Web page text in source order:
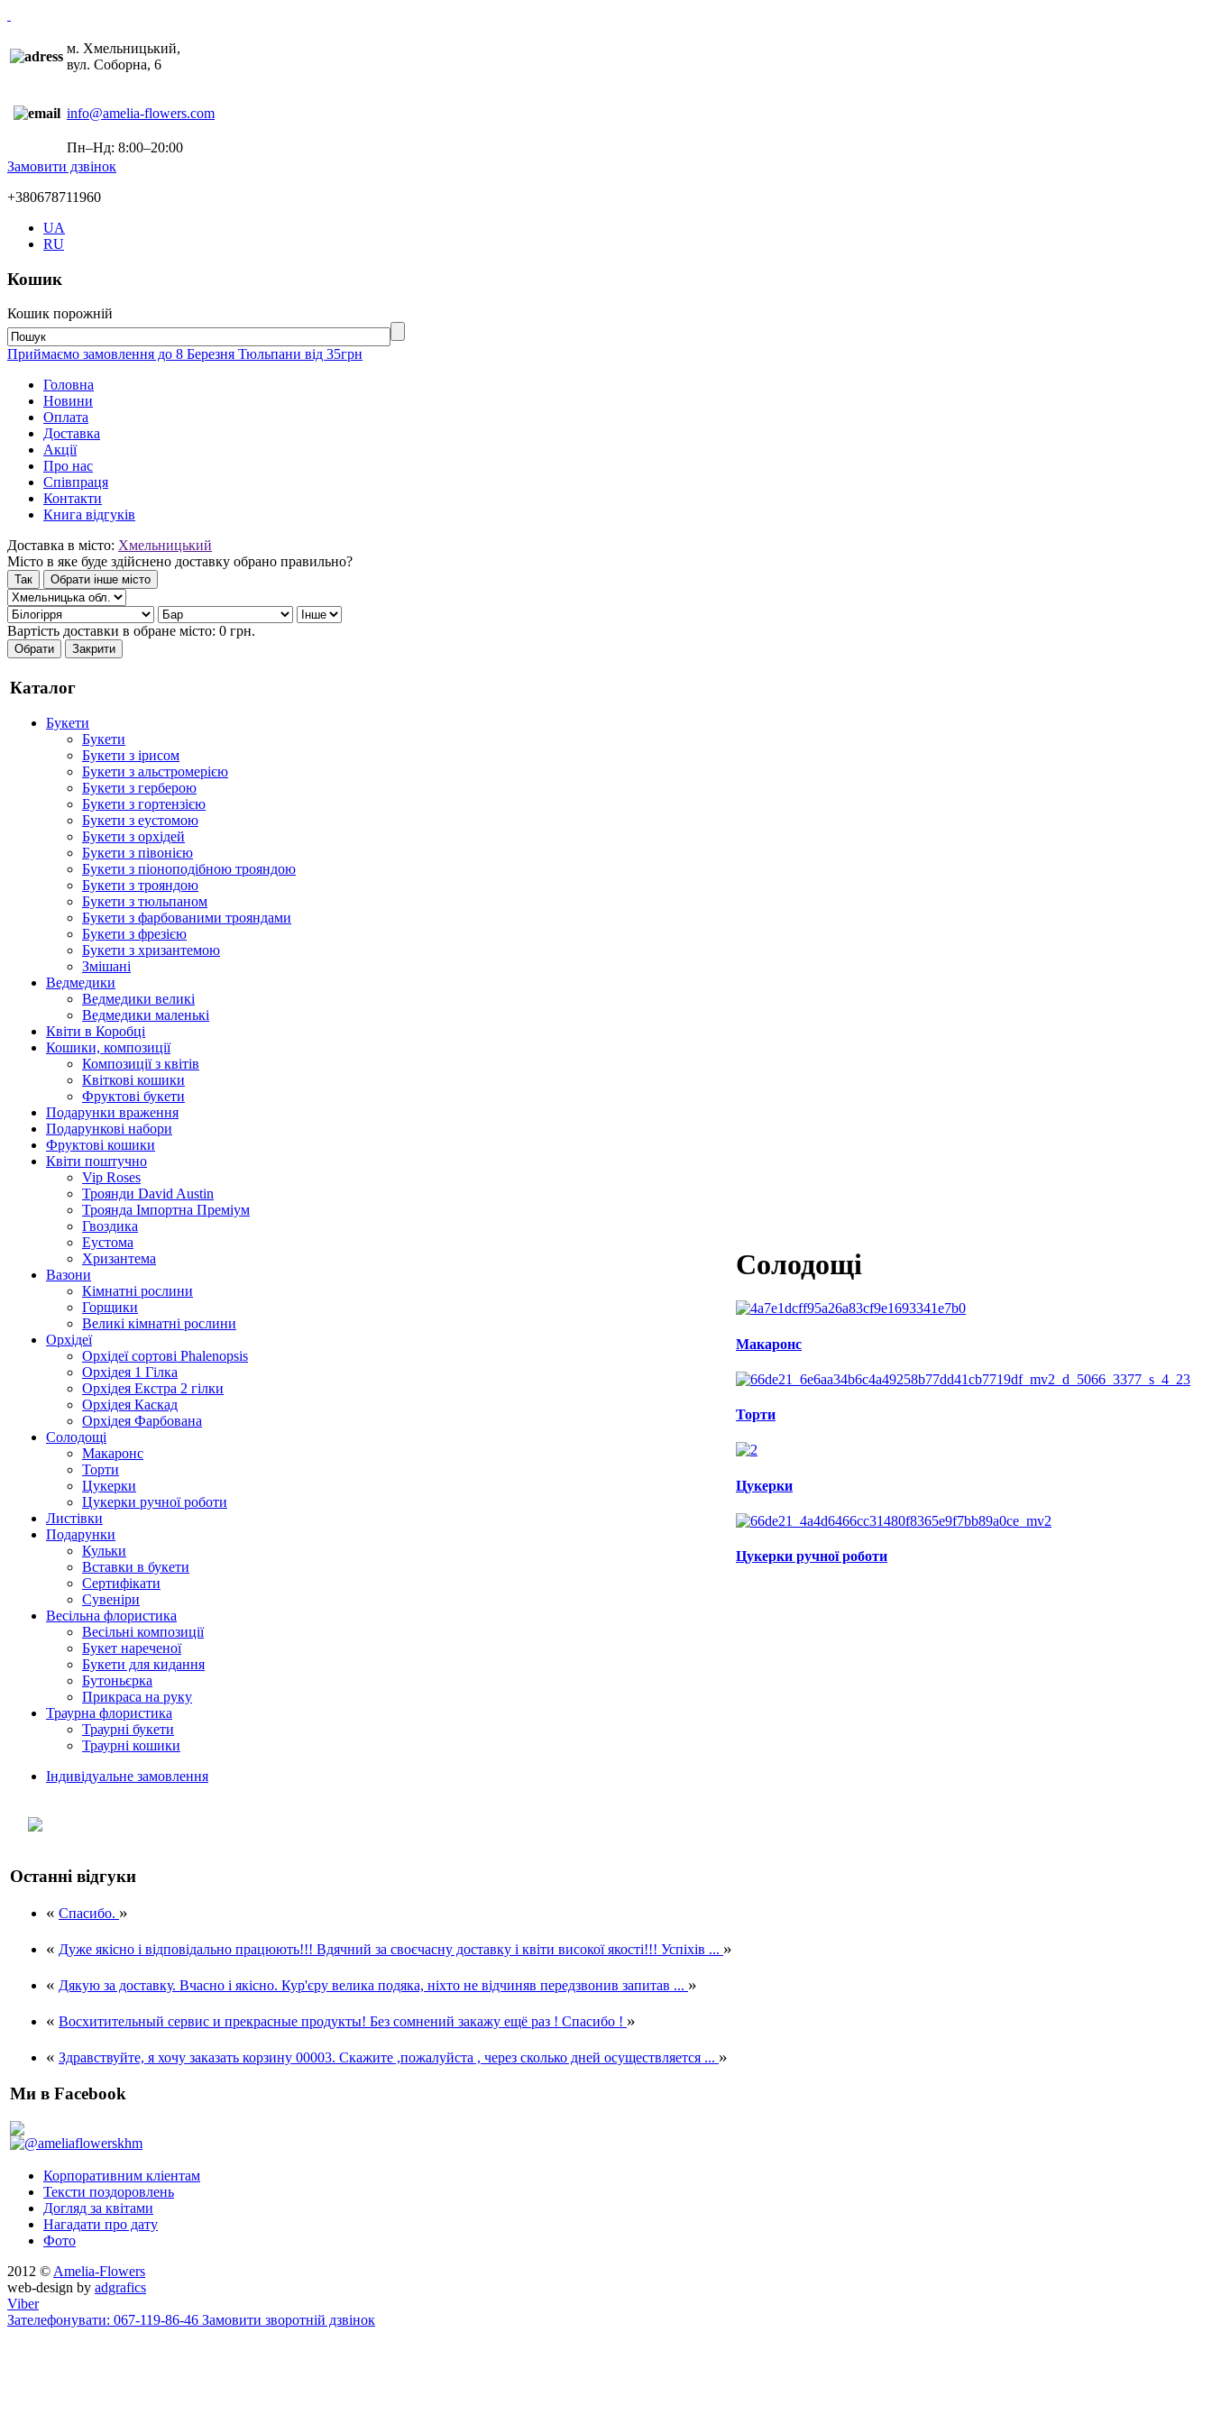
м. Хмельницький,
вул. Соборна, 6
info@amelia-flowers.com
Пн–Нд: 8:00–20:00
Замовити дзвінок
+380678711960
UA
RU
Кошик
Кошик порожній
Приймаємо замовлення до 8 Березня Тюльпани від 35грн
Головна
Новини
Оплата
Доставка
Акції
Про нас
Співпраця
Контакти
Книга відгуків
Доставка в місто: Хмельницький
Місто в яке буде здійснено доставку обрано правильно?
Так Обрати інше місто
Вартість доставки в обране місто: 0 грн.
Обрати Закрити
Каталог
Букети
Букети
Букети з ірисом
Букети з альстромерією
Букети з герберою
Букети з гортензією
Букети з еустомою
Букети з орхідей
Букети з півонією
Букети з піоноподібною трояндою
Букети з трояндою
Букети з тюльпаном
Букети з фарбованими трояндами
Букети з фрезією
Букети з хризантемою
Змішані
Ведмедики
Ведмедики великі
Ведмедики маленькі
Квіти в Коробці
Кошики, композиції
Композиції з квітів
Квіткові кошики
Фруктові букети
Подарунки враження
Подарункові набори
Фруктові кошики
Квіти поштучно
Vip Roses
Троянди David Austin
Троянда Імпортна Преміум
Гвоздика
Еустома
Хризантема
Вазони
Кімнатні рослини
Горщики
Великі кімнатні рослини
Орхідеї
Орхідеї сортові Phalenopsis
Орхідея 1 Гілка
Орхідея Екстра 2 гілки
Орхідея Каскад
Орхідея Фарбована
Солодощі
Макаронс
Торти
Цукерки
Цукерки ручної роботи
Листівки
Подарунки
Кульки
Вставки в букети
Сертифікати
Сувеніри
Весільна флористика
Весільні композиції
Букет нареченої
Букети для кидання
Бутоньєрка
Прикраса на руку
Траурна флористика
Траурні букети
Траурні кошики
Індивідуальне замовлення
Останні відгуки
« Спасибо. »
« Дуже якісно і відповідально працюють!!! Вдячний за своєчасну доставку і квіти високої якості!!! Успіхів ... »
« Дякую за доставку. Вчасно і якісно. Кур'єру велика подяка, ніхто не відчиняв передзвонив запитав ... »
« Восхитительный сервис и прекрасные продукты! Без сомнений закажу ещё раз ! Спасибо ! »
« Здравствуйте, я хочу заказать корзину 00003. Скажите ,пожалуйста , через сколько дней осуществляется ... »
Ми в Facebook
Солодощі
Макаронс
Торти
Цукерки
Цукерки ручної роботи
Корпоративним кліентам
Тексти поздоровлень
Догляд за квітами
Нагадати про дату
Фото
2012 ©Amelia-Flowers
web-design by adgrafics
Viber
Зателефонувати: 067-119-86-46 Замовити зворотній дзвінок